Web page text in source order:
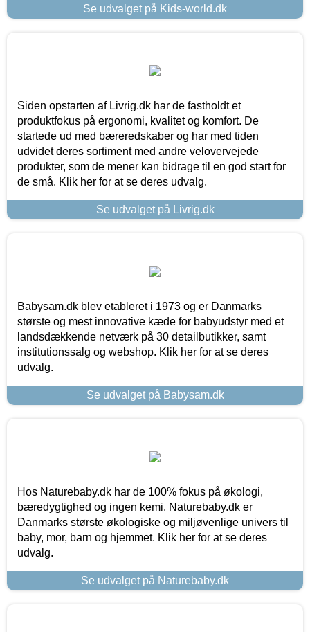
Se udvalget på Kids-world.dk
Siden opstarten af Livrig.dk har de fastholdt et
produktfokus på ergonomi, kvalitet og komfort. De
startede ud med bæreredskaber og har med tiden
udvidet deres sortiment med andre velovervejede
produkter, som de mener kan bidrage til en god start for
de små. Klik her for at se deres udvalg.
Se udvalget på Livrig.dk
Babysam.dk blev etableret i 1973 og er Danmarks
største og mest innovative kæde for babyudstyr med et
landsdækkende netværk på 30 detailbutikker, samt
institutionssalg og webshop. Klik her for at se deres
udvalg.
Se udvalget på Babysam.dk
Hos Naturebaby.dk har de 100% fokus på økologi,
bæredygtighed og ingen kemi. Naturebaby.dk er
Danmarks største økologiske og miljøvenlige univers til
baby, mor, barn og hjemmet. Klik her for at se deres
udvalg.
Se udvalget på Naturebaby.dk